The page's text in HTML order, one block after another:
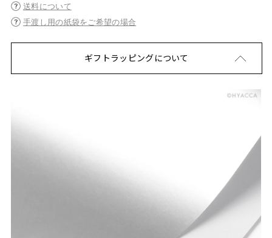
送料について
手渡し用の紙袋をご希望の場合
ギフトラッピングについて